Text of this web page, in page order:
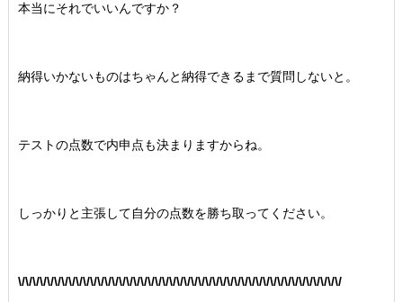
本当にそれでいいんですか？
納得いかないものはちゃんと納得できるまで質問しないと。
テストの点数で内申点も決まりますからね。
しっかりと主張して自分の点数を勝ち取ってください。
\/\/\/\/\/\/\/\/\/\/\/\/\/\/\/\/\/\/\/\/\/\/\/\/\/\/\/\/\/\/\/\/\/\/\/\/\/\/\/\/\/\/\/\/\/